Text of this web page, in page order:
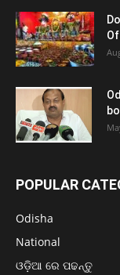
POPULAR
Odisha
National
ଓଡ଼ିଆ ରେ ପଢନ୍ତୁ